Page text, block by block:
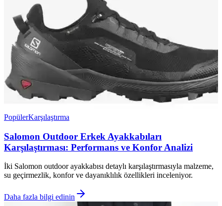
PopülerKarşılaştırma
Salomon Outdoor Erkek Ayakkabıları
Karşılaştırması: Performans ve Konfor Analizi
İki Salomon outdoor ayakkabısı detaylı karşılaştırmasıyla malzeme,
su geçirmezlik, konfor ve dayanıklılık özellikleri inceleniyor.
Daha fazla bilgi edinin